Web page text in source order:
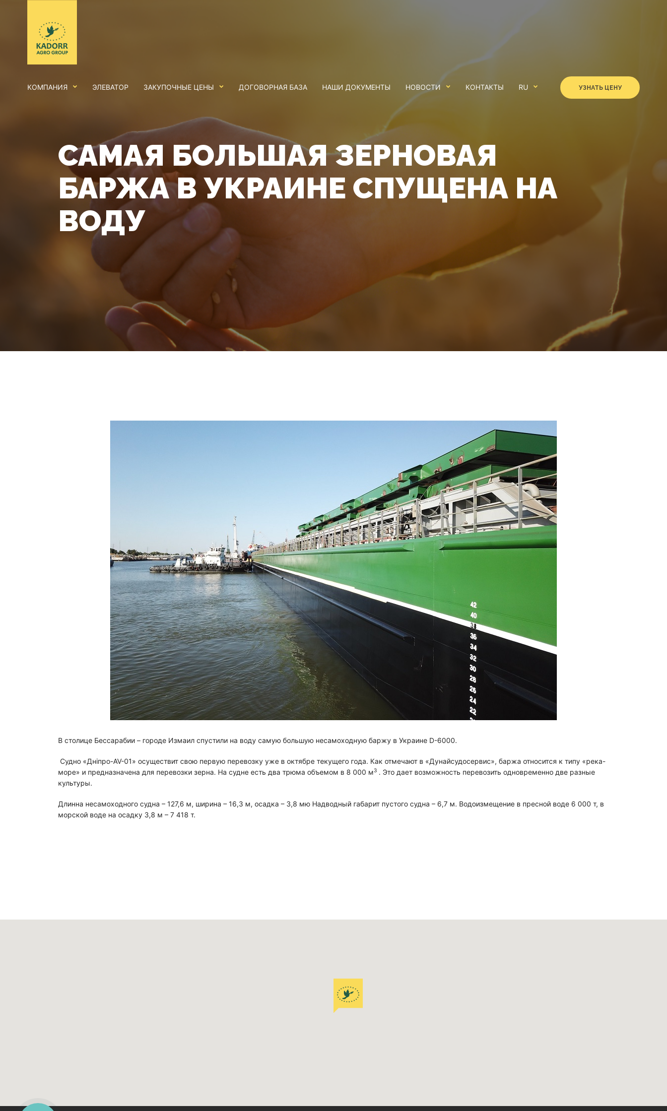
КОМПАНИЯ ЭЛЕВАТОР ЗАКУПОЧНЫЕ ЦЕНЫ ДОГОВОРНАЯ БАЗА НАШИ ДОКУМЕНТЫ НОВОСТИ КОНТАКТЫ RU УЗНАТЬ ЦЕНУ
САМАЯ БОЛЬШАЯ ЗЕРНОВАЯ
БАРЖА В УКРАИНЕ СПУЩЕНА НА
ВОДУ
В столице Бессарабии – городе Измаил спустили на воду самую большую несамоходную баржу в Украине D-6000.
Судно «Дніпро-AV-01» осуществит свою первую перевозку уже в октябре текущего года. Как отмечают в «Дунайсудосервис», баржа относится к типу «река-
море» и предназначена для перевозки зерна. На судне есть два трюма объемом в 8 000 м3 . Это дает возможность перевозить одновременно две разные
культуры.
Длинна несамоходного судна – 127,6 м, ширина – 16,3 м, осадка – 3,8 мю Надводный габарит пустого судна – 6,7 м. Водоизмещение в пресной воде 6 000 т, в
морской воде на осадку 3,8 м – 7 418 т.